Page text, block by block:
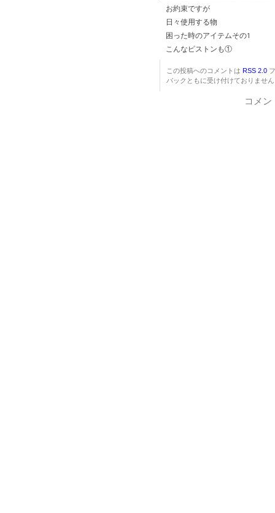
お約束ですが
日々使用する物
困った時のアイテムその1
こんなピストンも①
この投稿へのコメントはRSS 2.0
バックともに受け付けておりませ
コメン